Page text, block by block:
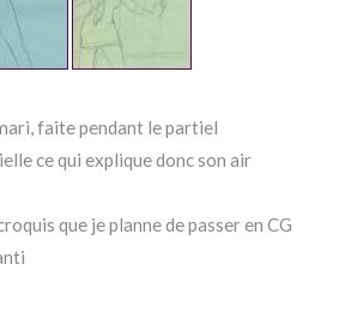
faite pendant le partiel
ce qui explique donc son air
que je planne de passer en CG